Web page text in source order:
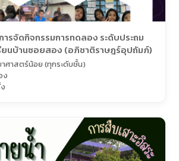
ารจัดกิจกรรมการทดลอง ระดับประถม
ยนบ้านซอยสอง (อภิชาติราษฎร์อุปถัมภ์)
ศาสตร์น้อย (ทุกระดับชั้น)
ง